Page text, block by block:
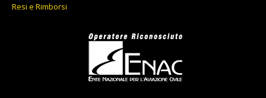
Resi e Rimborsi